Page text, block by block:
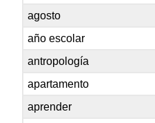
agosto
año escolar
antropología
apartamento
aprender